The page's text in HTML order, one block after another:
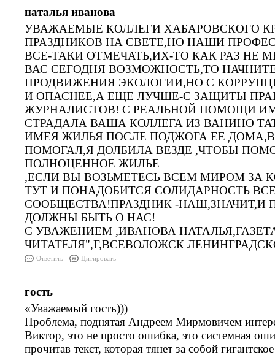
наталья иванова
УВАЖАЕМЫЕ КОЛЛЕГИ ХАБАРОВСКОГО
ПРАЗДНИКОВ НА СВЕТЕ,НО НАШИ
ВСЕ-ТАКИ ОТМЕЧАТЬ,ИХ-ТО КАК РАЗ НЕ
ВАС СЕГОДНЯ ВОЗМОЖНОСТЬ,ТО
ПРОДВИЖЕНИЯ ЭКОЛОГИИ,НО С
И ОПАСНЕЕ,А ЕЩЕ ЛУЧШЕ-С ЗАЩИТЫ
ЖУРНАЛИСТОВ! С РЕАЛЬНОЙ ПОМОЩИ
СТРАДАЛА ВАША КОЛЛЕГА ИЗ ВАНИНО
ИМЕЯ ЖИЛЬЯ ПОСЛЕ ПОДЖОГА ЕЕ
ПОМОГАЛ,Я ДОЛБИЛА ВЕЗДЕ ,ЧТОБЫ
ПОЛНОЦЕННОЕ ЖИЛЬЕ
,ЕСЛИ ВЫ ВОЗЬМЕТЕСЬ ВСЕМ МИРОМ ЗА
ТУТ И ПОНАДОБИТСЯ СОЛИДАРНОСТЬ
СООБЩЕСТВА!ПРАЗДНИК -НАШ,ЗНАЧИТ,И
ДОЛЖНЫ БЫТЬ О НАС!
С УВАЖЕНИЕМ ,ИВАНОВА
ЧИТАТЕЛЯ",Г,ВСЕВОЛОЖСК
Ответить Цитировать
гость
«Уважаемый гость)))
Проблема, поднятая Андреем Мирмовичем
Виктор, это не просто ошибка, это системная
прочитав текст, которая тянет за собой